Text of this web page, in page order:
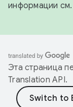
информации см.
Эта страница
Translation API.